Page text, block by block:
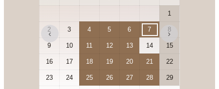
‹
1
2 3 4 5 6 7 8
9 10 11 12 13 14 15
16 17 18 19 20 21 22
23 24 25 26 27 28 29
›